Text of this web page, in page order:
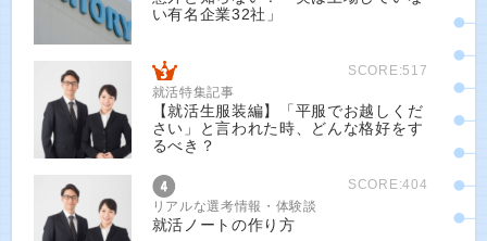
い有名企業32社」
SCORE:517
就活特集記事
【就活生服装編】「平服でお越しくだ
さい」と言われた時、どんな格好をす
るべき？
SCORE:404
リアルな選考情報・体験談
就活ノートの作り方